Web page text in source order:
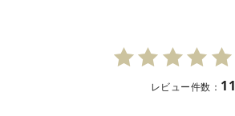
レビュー件数： 11